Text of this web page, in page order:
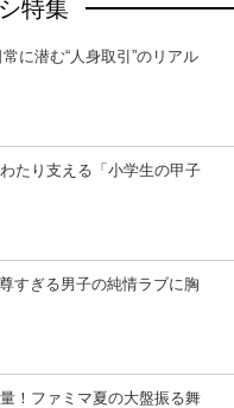
特集
に潜む“人身取引”のリアル
たり支える「小学生の甲子
すぎる男子の純情ラブに胸
！ファミマ夏の大盤振る舞